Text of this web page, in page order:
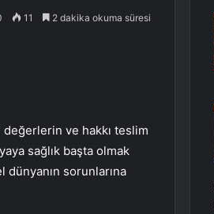
11 2 dakika okuma süresi
değerlerin ve hakkı teslim
sağlık başta olmak
sorunlarına